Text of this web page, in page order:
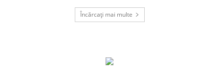
Încărcați mai multe